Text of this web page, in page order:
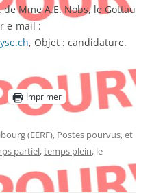
de Mme A.E. Nobs, le Gottau
e-mail :
, Objet : candidature.
Imprimer
(EERF), Postes pourvus, et
partiel,temps plein, le